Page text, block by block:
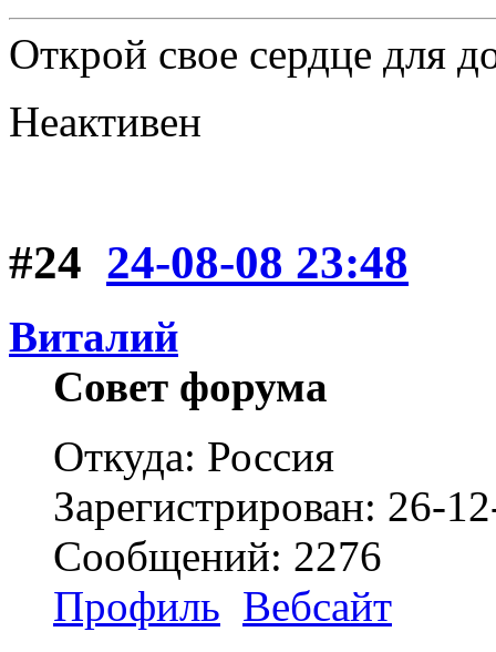
Открой свое сердце для
Неактивен
#24 24-08-08 23:48
Виталий
Совет форума
Откуда: Россия
Зарегистрирован: 26-
Сообщений: 2276
Профиль Вебсайт